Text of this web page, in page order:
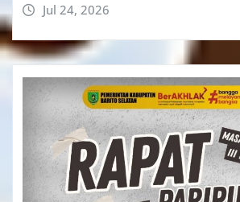
Jul 24, 2026